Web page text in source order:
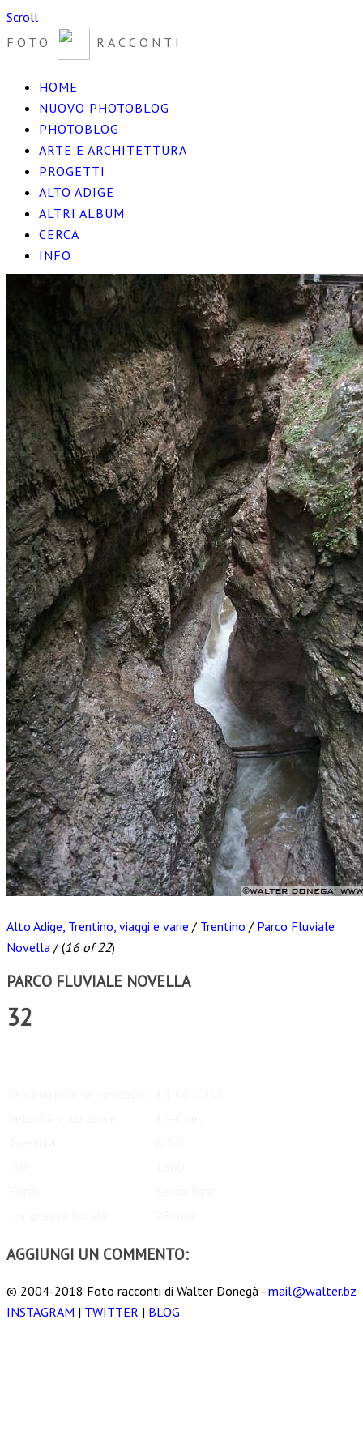
Scroll
FOTO
RACCONTI
HOME
NUOVO PHOTOBLOG
PHOTOBLOG
ARTE E ARCHITETTURA
PROGETTI
ALTO ADIGE
ALTRI ALBUM
CERCA
INFO
Alto Adige, Trentino, viaggi e varie / Trentino / Parco Fluviale
Novella / (16 of 22)
PARCO FLUVIALE NOVELLA
32
AGGIUNGI UN COMMENTO:
© 2004-2018 Foto racconti di Walter Donegà - mail@walter.bz
INSTAGRAM | TWITTER | BLOG